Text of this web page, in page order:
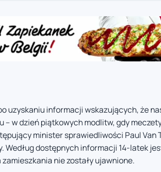
uzyskaniu informacji wskazujących, że
w dzień piątkowych modlitw, gdy
minister sprawiedliwości Paul Van
Według dostępnych informacji 14-latek
nie zostały ujawnione.